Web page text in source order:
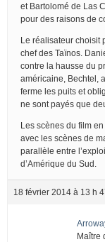
et Bartolomé de Las
pour des raisons de
Le réalisateur choisit
chef des Taïnos.
contre la hausse du
américaine, Bechtel,
ferme les puits et
ne sont payés que
Les scènes du film
avec les scènes de
parallèle entre
d’Amérique du Sud.
18 février 2014 à 13 h
Maître